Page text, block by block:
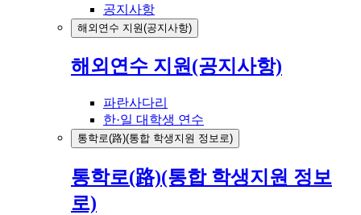
공지사항
해외연수 지원(공지사항)
해외연수 지원(공지사항)
파란사다리
한·일 대학생 연수
통학로(路)(통합 학생지원 정보로)
통학로(路)(통합 학생지원 정보
로)